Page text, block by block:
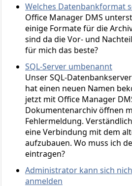
Welches Datenbankformat
Office Manager DMS
einige Formate für die
sind da die Vor- und
für mich das beste?
SQL-Server umbenannt
Unser SQL-
hat einen neuen Namen
jetzt mit Office Manager
Dokumentenarchiv öffnen
Fehlermeldung.
eine Verbindung mit dem
aufzubauen. Wo muss ich
eintragen?
Administrator kann sich
anmelden